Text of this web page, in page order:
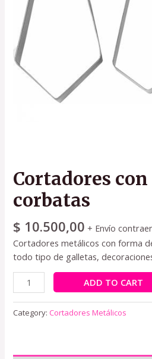
Cortadores
corbatas
$ 10.500,00 + Envío
Cortadores metálicos con forma
todo tipo de galletas,
ADD TO CART
Category: Cortadores Metálicos